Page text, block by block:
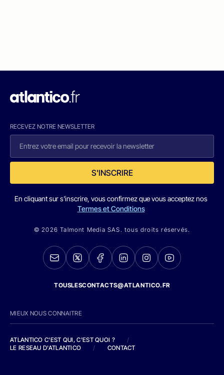
RECEVEZ NOTRE NEWSLETTER
S'INSCRIRE
En cliquant sur s'inscrire, vous confirmez que vous acceptez nos
Termes et Conditions
© 2026 Talmont Media SAS. tous droits réservés.
TOUSLESCONTACTS@ATLANTICO.FR
MIEUX NOUS CONNAITRE
ATLANTICO C'EST QUI, C'EST QUOI ?
/
LE RESEAU D'ATLANTICO
/ CONTACT